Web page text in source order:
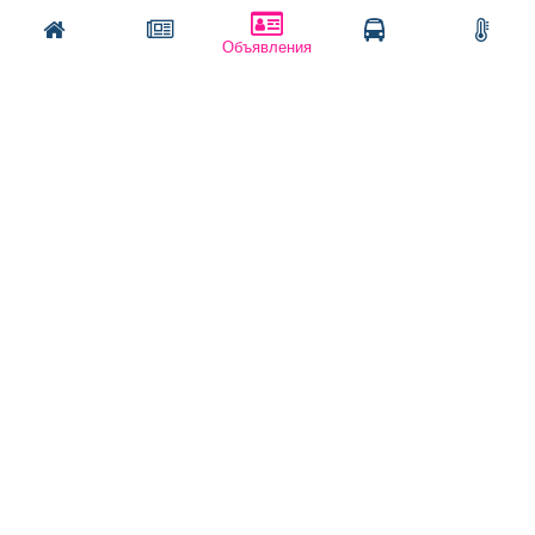
Объявления
Заказать рекламу